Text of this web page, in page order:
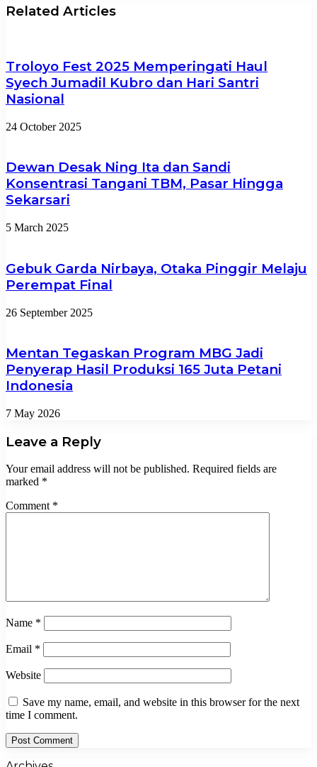
Related Articles
Troloyo Fest 2025 Memperingati Haul
Syech Jumadil Kubro dan Hari Santri
Nasional
24 October 2025
Dewan Desak Ning Ita dan Sandi
Konsentrasi Tangani TBM, Pasar Hingga
Sekarsari
5 March 2025
Gebuk Garda Nirbaya, Otaka Pinggir Melaju
Perempat Final
26 September 2025
Mentan Tegaskan Program MBG Jadi
Penyerap Hasil Produksi 165 Juta Petani
Indonesia
7 May 2026
Leave a Reply
Your email address will not be published. Required fields are
marked *
Comment *
Name *
Email *
Website
Save my name, email, and website in this browser for the next
time I comment.